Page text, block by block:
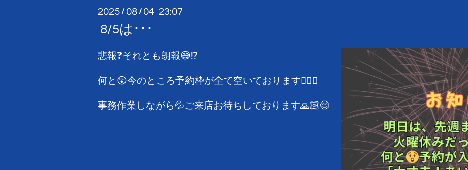
2025 / 08 / 04 23:07
8/5は･･･
悲報❓それとも朗報😅⁉️
何と😲今のところ予約枠が全て空いております🙇🏻‍♂️
事務作業しながら💦ご来店お待ちしております🙏🏻😊